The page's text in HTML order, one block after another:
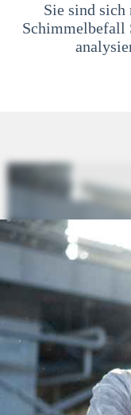
Sie sind sich
Schimmelbefall